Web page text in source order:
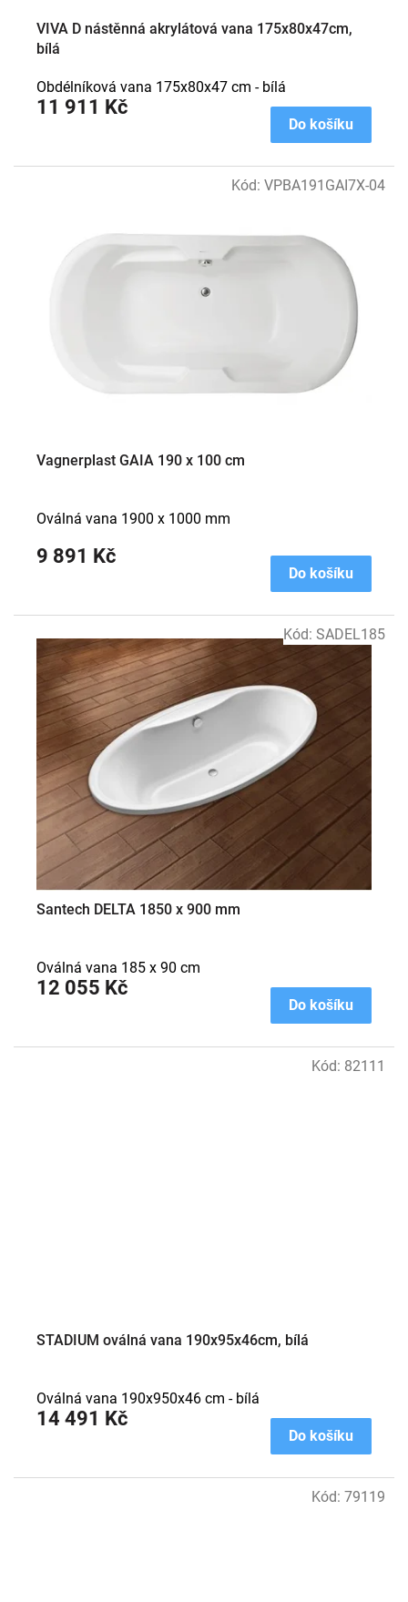
VIVA D nástěnná akrylátová vana 175x80x47cm,
bílá
11 911 Kč
Do košíku
Obdélníková vana 175x80x47 cm - bílá
Vagnerplast GAIA 190 x 100 cm
9 891 Kč
Do košíku
Oválná vana 1900 x 1000 mm
Kód: VPBA191GAI7X-04
Santech DELTA 1850 x 900 mm
12 055 Kč
Do košíku
Oválná vana 185 x 90 cm
Kód: SADEL185
STADIUM oválná vana 190x95x46cm, bílá
14 491 Kč
Do košíku
Oválná vana 190x950x46 cm - bílá
Kód: 82111
Kód: 79119